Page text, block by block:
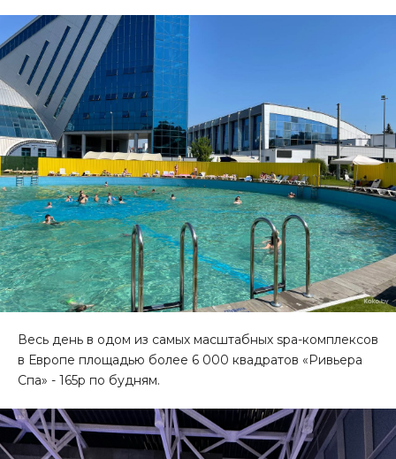
Весь день в одом из самых масштабных spa-комплексов
в Европе площадью более 6 000 квадратов «Ривьера
Спа» - 165р по будням.